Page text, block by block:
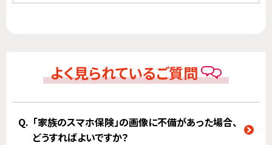
よく見られているご質問
「家族のスマホ保険」の画像に不備があった場合、
どうすればよいですか？